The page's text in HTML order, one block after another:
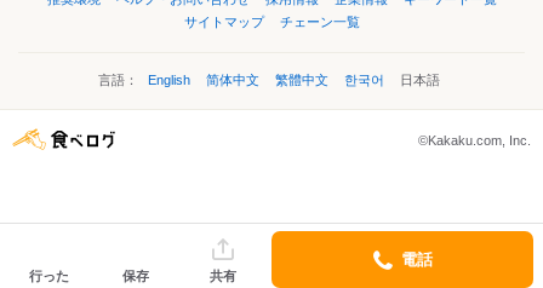
サイトマップ
チェーン一覧
言語： English 简体中文 繁體中文 한국어 日本語
©Kakaku.com, Inc.
行った 保存 共有
電話